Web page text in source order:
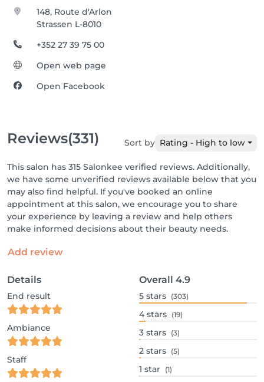
148, Route d'Arlon
Strassen L-8010
+352 27 39 75 00
Open web page
Open Facebook
Reviews(331) Sort by Rating - High to low
This salon has 315 Salonkee verified reviews. Additionally,
we have some unverified reviews available below that you
may also find helpful. If you've booked an online
appointment at this salon, we encourage you to share
your experience by leaving a review and help others
make informed decisions about their beauty needs.
Add review
Details
End result
Ambiance
Staff
Overall 4.9
5 stars (303)
4 stars (19)
3 stars (3)
2 stars (5)
1 star (1)